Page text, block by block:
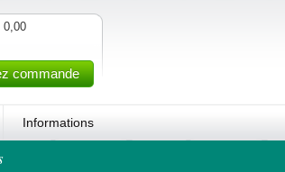
0,00
commande
Informations